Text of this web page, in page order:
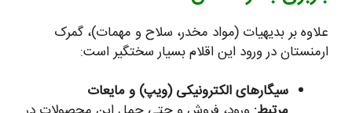
علاوه بر بدیهیات (مواد مخدر، سلاح و مهمات)، گمرک
ارمنستان در ورود این اقلام بسیار سختگیر است:
سیگارهای الکترونیکی (ویپ) و مایعات